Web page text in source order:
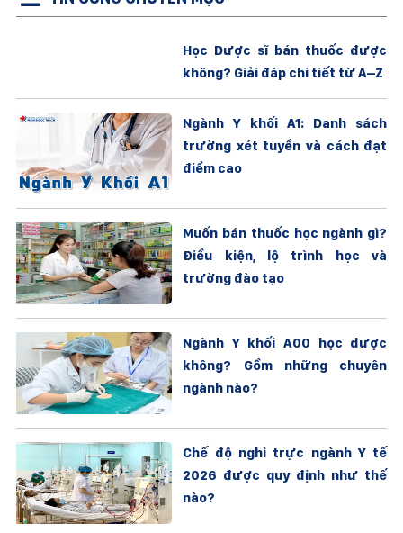
Học Dược sĩ bán thuốc được
không? Giải đáp chi tiết từ A–Z
Ngành Y khối A1: Danh sách
trường xét tuyển và cách đạt
điểm cao
Muốn bán thuốc học ngành gì?
Điều kiện, lộ trình học và
trường đào tạo
Ngành Y khối A00 học được
không? Gồm những chuyên
ngành nào?
Chế độ nghỉ trực ngành Y tế
2026 được quy định như thế
nào?